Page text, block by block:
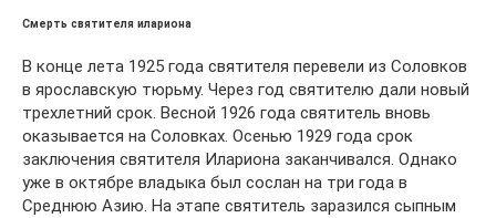
Cмерть святителя илариона
В конце лета 1925 года святителя перевели из Соловков
в ярославскую тюрьму. Через год святителю дали новый
трехлетний срок. Весной 1926 года святитель вновь
оказывается на Соловках. Осенью 1929 года срок
заключения святителя Илариона заканчивался. Однако
уже в октябре владыка был сослан на три года в
Среднюю Азию. На этапе святитель заразился сыпным